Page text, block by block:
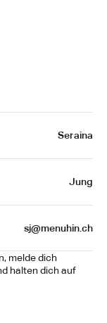
Seraina
Jung
sj@menuhin.ch
melde dich
halten dich auf